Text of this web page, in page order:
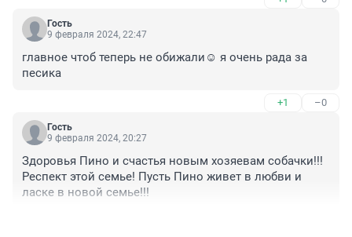
Гость
9 февраля 2024, 22:47
главное чтоб теперь не обижали☺️ я очень рада за
песика
+1 –0
Гость
9 февраля 2024, 20:27
Здоровья Пино и счастья новым хозяевам собачки!!!
Респект этой семье! Пусть Пино живет в любви и
ласке в новой семье!!!